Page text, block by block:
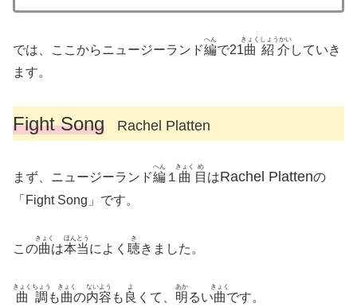
では、ここからニュージーランド編
へん
で21曲
きょく
紹介
しょうかい
していき
ます。
Fight Song Rachel Platten
まず、ニュージーランド編
へん
１ 曲
きょく
目
め
はRachel Plattenの
「Fight Song」です。
この曲
きょく
は本当
ほんとう
によく 聴
き
きました。
曲調
きょくちょう
も曲
きょく
の内容
ないよう
も 良
よ
くて、 明
あか
るい曲
きょく
です。